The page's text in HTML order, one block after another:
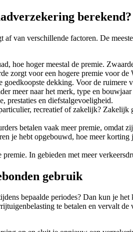
berekend?
van verschillende factoren. De
hoe hoger meestal de premie.
zorgt voor een hogere premie voor
goedkoopste dekking. Voor de ruimere
meer naar het merk, type en
prestaties en diefstalgevoeligheid.
recreatief of zakelijk? Zakelijk
betalen vaak meer premie, omdat
je hebt opgebouwd, hoe meer
In gebieden met meer
gebruik
bepaalde periodes? Dan kun je het
te betalen en vervalt